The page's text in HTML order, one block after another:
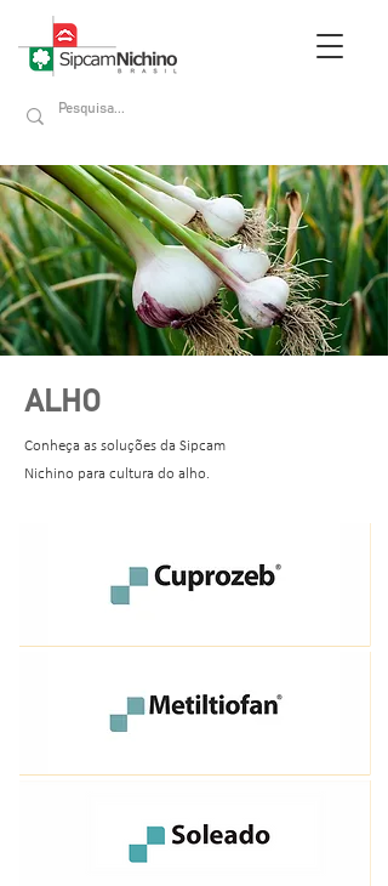
ALHO
Conheça as soluções da Sipcam
Nichino para cultura do alho.